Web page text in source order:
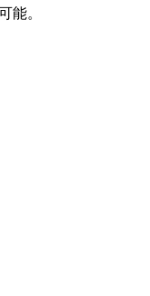
能。